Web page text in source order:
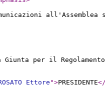
all'Assemblea
per il
Ettore ">PRESIDENTE